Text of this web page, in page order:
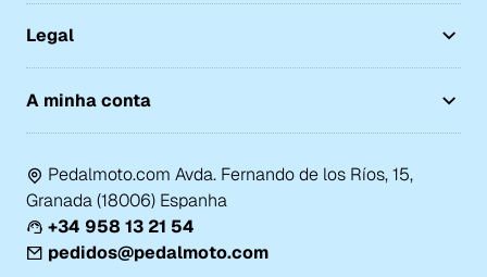
Legal
A minha conta
Pedalmoto.com Avda. Fernando de los Ríos, 15,
Granada (18006) Espanha
+34 958 13 21 54
pedidos@pedalmoto.com